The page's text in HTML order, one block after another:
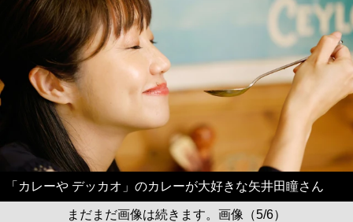
「カレーや デッカオ」のカレーが大好きな矢井田瞳さん
まだまだ画像は続きます。画像（5/6）